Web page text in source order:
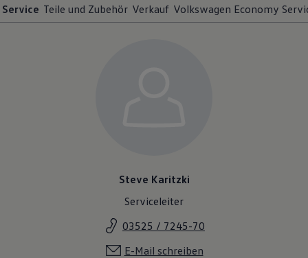
Service Teile und Zubehör Verkauf Volkswagen Economy
Steve Karitzki
Serviceleiter
03525 / 7245-70
E-Mail schreiben